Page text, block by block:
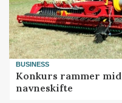
BUSINESS
Konkurs rammer
navneskifte